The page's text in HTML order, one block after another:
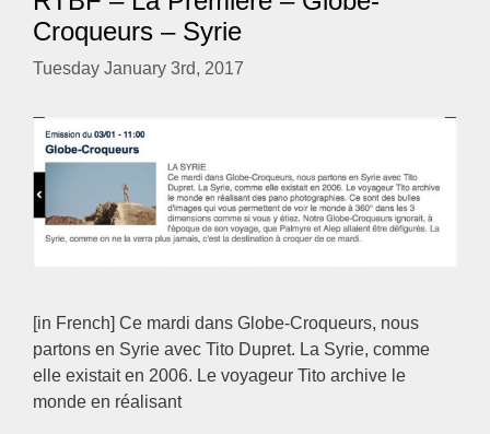
Croqueurs – Syrie
Tuesday January 3rd, 2017
[in French] Ce mardi dans Globe-Croqueurs, nous
partons en Syrie avec Tito Dupret. La Syrie, comme
elle existait en 2006. Le voyageur Tito archive le
monde en réalisant